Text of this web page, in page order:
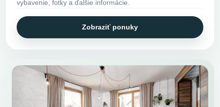
vybavenie, fotky a ďalšie informácie.
Zobraziť ponuky